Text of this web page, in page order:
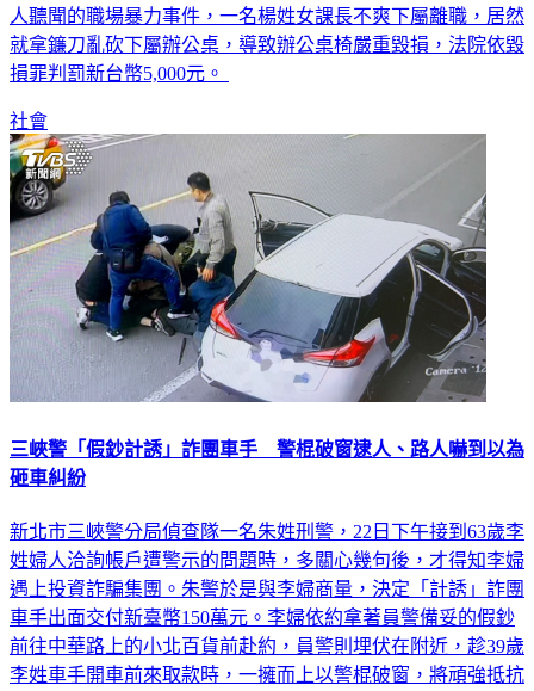
輕生事件令人痛心，台灣電力公司台北北區營業處也曾爆發駭
人聽聞的職場暴力事件，一名楊姓女課長不爽下屬離職，居然
就拿鐮刀亂砍下屬辦公桌，導致辦公桌椅嚴重毀損，法院依毀
社會
三峽警「假鈔計誘」詐團車手 警棍破窗逮人、路人嚇到以為
新北市三峽警分局偵查隊一名朱姓刑警，22日下午接到63歲李
姓婦人洽詢帳戶遭警示的問題時，多關心幾句後，才得知李婦
遇上投資詐騙集團。朱警於是與李婦商量，決定「計誘」詐團
車手出面交付新臺幣150萬元。李婦依約拿著員警備妥的假鈔
前往中華路上的小北百貨前赴約，員警則埋伏在附近，趁39歲